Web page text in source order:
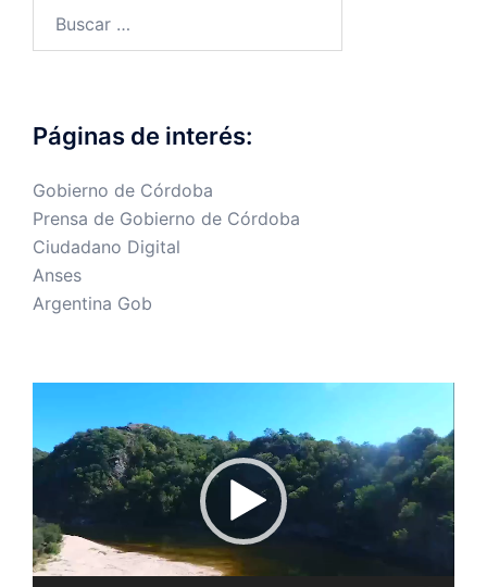
Páginas de interés:
Gobierno de Córdoba
Prensa de Gobierno de Córdoba
Ciudadano Digital
Anses
Argentina Gob
vídeo